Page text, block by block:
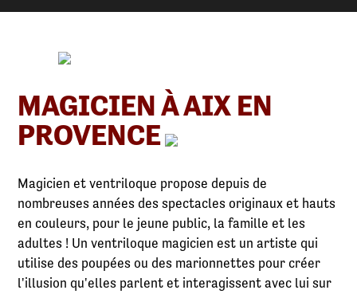
MAGICIEN À AIX EN
PROVENCE
Magicien et ventriloque propose depuis de
nombreuses années des spectacles originaux et hauts
en couleurs, pour le jeune public, la famille et les
adultes ! Un ventriloque magicien est un artiste qui
utilise des poupées ou des marionnettes pour créer
l'illusion qu'elles parlent et interagissent avec lui sur